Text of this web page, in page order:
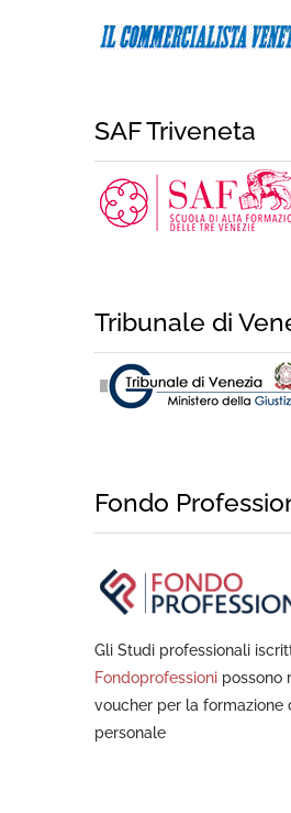
SAF Triveneta
Tribunale di
Fondo
Gli Studi professionali
Fondoprofessioni possono
voucher per la formazione
personale